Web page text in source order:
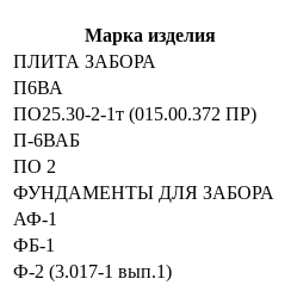
Марка изделия
ПЛИТА ЗАБОРА
П6ВА
ПО25.30-2-1т (015.00.372 ПР)
П-6ВАБ
ПО 2
ФУНДАМЕНТЫ ДЛЯ ЗАБОРА
АФ-1
ФБ-1
Ф-2 (3.017-1 вып.1)